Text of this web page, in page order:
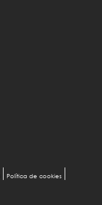
Política de cookies